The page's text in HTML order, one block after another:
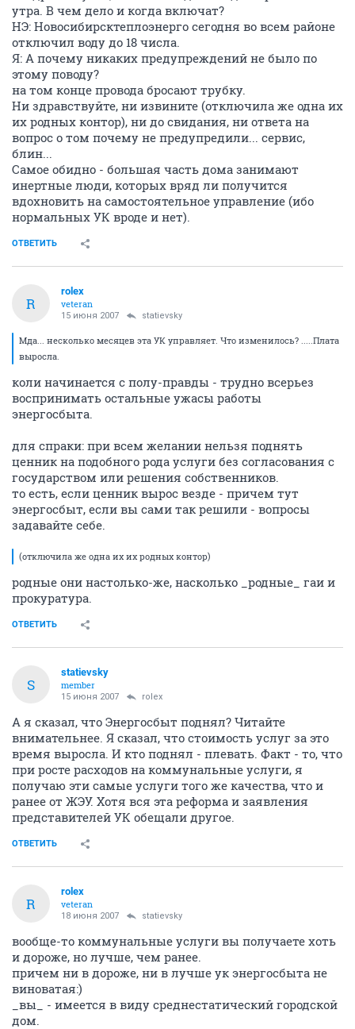
утра. В чем дело и когда включат?
НЭ: Новосибирсктеплоэнерго сегодня во всем районе
отключил воду до 18 числа.
Я: А почему никаких предупреждений не было по
этому поводу?
на том конце провода бросают трубку.
Ни здравствуйте, ни извините (отключила же одна их
их родных контор), ни до свидания, ни ответа на
вопрос о том почему не предупредили... сервис,
блин...
Самое обидно - большая часть дома занимают
инертные люди, которых вряд ли получится
вдохновить на самостоятельное управление (ибо
нормальных УК вроде и нет).
ОТВЕТИТЬ
R
rolex
veteran
15 июня 2007 statievsky
Мда... несколько месяцев эта УК управляет. Что изменилось? .....Плата
выросла.
коли начинается с полу-правды - трудно всерьез
воспринимать остальные ужасы работы
энергосбыта.
для спраки: при всем желании нельзя поднять
ценник на подобного рода услуги без согласования с
государством или решения собственников.
то есть, если ценник вырос везде - причем тут
энергосбыт, если вы сами так решили - вопросы
задавайте себе.
(отключила же одна их их родных контор)
родные они настолько-же, насколько _родные_ гаи и
прокуратура.
ОТВЕТИТЬ
S
statievsky
member
15 июня 2007 rolex
А я сказал, что Энергосбыт поднял? Читайте
внимательнее. Я сказал, что стоимость услуг за это
время выросла. И кто поднял - плевать. Факт - то, что
при росте расходов на коммунальные услуги, я
получаю эти самые услуги того же качества, что и
ранее от ЖЭУ. Хотя вся эта реформа и заявления
представителей УК обещали другое.
ОТВЕТИТЬ
R
rolex
veteran
18 июня 2007 statievsky
вообще-то коммунальные услуги вы получаете хоть
и дороже, но лучше, чем ранее.
причем ни в дороже, ни в лучше ук энергосбыта не
виноватая:)
_вы_ - имеется в виду среднестатический городской
дом.